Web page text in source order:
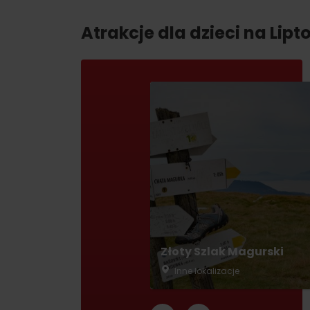
Atrakcje dla dzieci na
Złoty Szlak Magurski
Inne lokalizacje